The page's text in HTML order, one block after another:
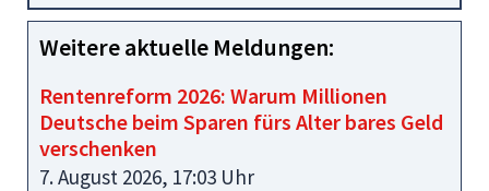
Weitere aktuelle Meldungen:
Rentenreform 2026: Warum Millionen
Deutsche beim Sparen fürs Alter bares Geld
verschenken
7. August 2026, 17:03 Uhr